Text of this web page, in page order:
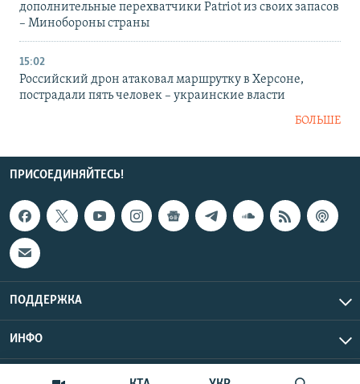
дополнительные перехватчики Patriot из своих запасов
– Минобороны страны
15:02
Российский дрон атаковал маршрутку в Херсоне,
пострадали пять человек – украинские власти
БОЛЬШЕ
ПРИСОЕДИНЯЙТЕСЬ!
ПОДДЕРЖКА
ИНФО
Copyright Крым.Реалии, 2026 | Все права защищены.
UTC+3